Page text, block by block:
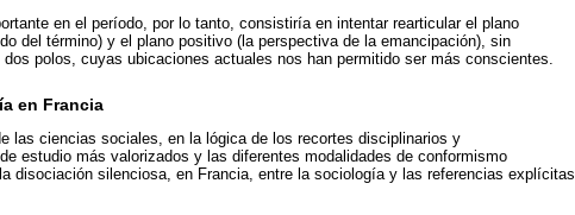
en el período, por lo tanto, consistiría en intentar rearticular el plano
del término) y el plano positivo (la perspectiva de la emancipación), sin
polos, cuyas ubicaciones actuales nos han permitido ser más conscientes.
en Francia
las ciencias sociales, en la lógica de los recortes disciplinarios y
estudio más valorizados y las diferentes modalidades de conformismo
disociación silenciosa, en Francia, entre la sociología y las referencias explícitas